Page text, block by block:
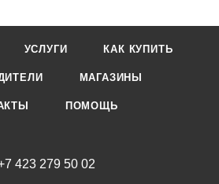
УСЛУГИ КАК КУПИТЬ
МАГАЗИНЫ
ПОМОЩЬ
423 279 50 02